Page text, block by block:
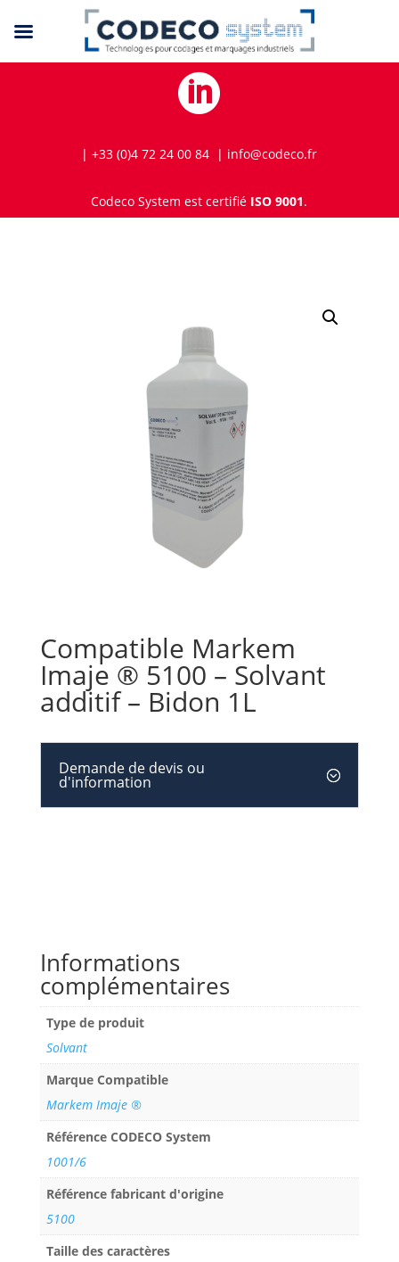

| +33 (0)4 72 24 00 84 | info@codeco.fr
Codeco System est certifié ISO 9001.
Compatible Markem
Imaje ® 5100 – Solvant
additif – Bidon 1L
Demande de devis ou
d'information
Informations
complémentaires
Type de produit
Solvant
Marque Compatible
Markem Imaje ®
Référence CODECO System
1001/6
Référence fabricant d'origine
5100
Taille des caractères